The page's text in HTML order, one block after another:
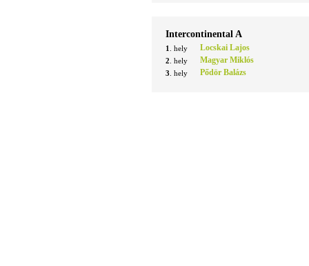
Intercontinental A
1 . hely Locskai Lajos
2 . hely Magyar Miklós
3 . hely Pődör Balázs